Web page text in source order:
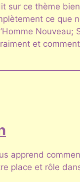
sur ce thème
ce
et
apprend
place et rôle